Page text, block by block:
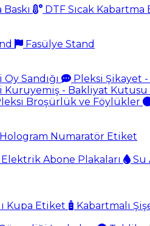
DTF Sıcak Kabartma
Fasülye Stand
Oy Sandığı Pleksi Şikayet
Kuruyemiş - Bakliyat Kutusu
Broşürlük ve Föylükler
Hologram Numaratör Etiket
Elektrik Abone Plakaları Su
Kupa Etiket
Kabartmalı